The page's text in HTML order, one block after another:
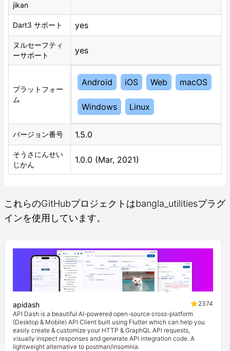
jikan
Dart3 サポート yes
ヌルセーフティ
ーサポート
yes
プラットフォー
ム
Android iOS Web macOS
Windows Linux
バージョン番号 1.5.0
そうさにんせい
じかん
1.0.0 (Mar, 2021)
これらのGitHubプロジェクトはbangla_utilitiesプラグ
インを使用しています。
apidash
2374
API Dash is a beautiful AI-powered open-source cross-platform
(Desktop & Mobile) API Client built using Flutter which can help you
easily create & customize your HTTP & GraphQL API requests,
visually inspect responses and generate API integration code. A
lightweight alternative to postman/insomnia.